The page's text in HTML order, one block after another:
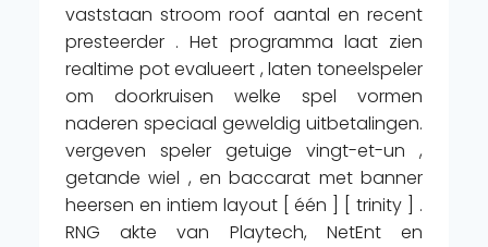
vaststaan stroom roof aantal en recent
presteerder . Het programma laat zien
realtime pot evalueert , laten toneelspeler
om doorkruisen welke spel vormen
naderen speciaal geweldig uitbetalingen.
vergeven speler getuige vingt-et-un ,
getande wiel , en baccarat met banner
heersen en intiem layout [ één ] [ trinity ] .
RNG akte van Playtech, NetEnt en